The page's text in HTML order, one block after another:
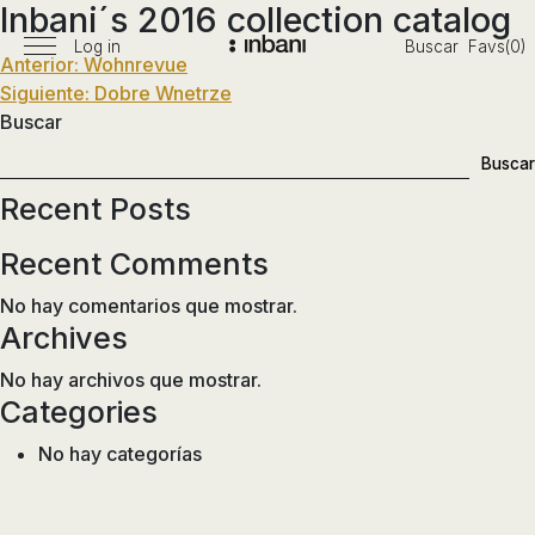
Pasar
contenido
en
baños,
tendencias,
nuevos
tecnologías
Menú
principal
Log in Buscar Favs(0)
Inbani´s 2016 collection catalog
Navegación
de
entradas
Anterior: Wohnrevue
Siguiente: Dobre Wnetrze
Buscar
Buscar
Recent Posts
Recent Comments
No hay comentarios que mostrar.
Archives
No hay archivos que mostrar.
Categories
No hay categorías